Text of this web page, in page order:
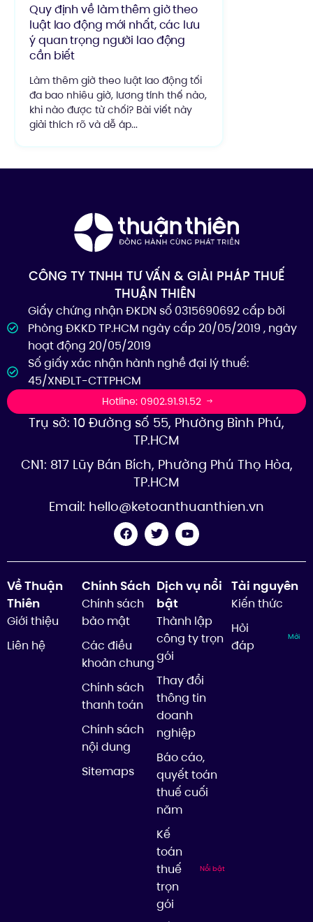
Quy định về làm thêm giờ theo
luật lao động mới nhất, các lưu
ý quan trọng người lao động
cần biết
Làm thêm giờ theo luật lao động tối
đa bao nhiêu giờ, lương tính thế nào,
khi nào được từ chối? Bài viết này
giải thích rõ và dễ áp...
CÔNG TY TNHH TƯ VẤN & GIẢI PHÁP THUẾ
THUẬN THIÊN
Giấy chứng nhận ĐKDN số 0315690692 cấp bởi
Phòng ĐKKD TP.HCM ngày cấp 20/05/2019 , ngày
hoạt động 20/05/2019
Số giấy xác nhận hành nghề đại lý thuế:
45/XNĐLT-CTTPHCM
Hotline: 0902.91.91.52
Trụ sở: 10 Đường số 55, Phường Bình Phú,
TP.HCM
CN1: 817 Lũy Bán Bích, Phường Phú Thọ Hòa,
TP.HCM
Email: hello@ketoanthuanthien.vn
Về Thuận
Thiên
Giới thiệu
Liên hệ
Chính Sách
Chính sách
bảo mật
Các điều
khoản chung
Chính sách
thanh toán
Chính sách
nội dung
Sitemaps
Dịch vụ nổi
bật
Thành lập
công ty trọn
gói
Thay đổi
thông tin
doanh
nghiệp
Báo cáo,
quyết toán
thuế cuối
năm
Kế
toán
thuế
trọn
gói
Nổi bật
Tài nguyên
Kiến thức
Hỏi
đáp
Mới